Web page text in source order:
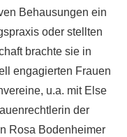
Behausungen ein
oder stellten
brachte sie in
engagierten Frauen
u.a. mit Else
der
Rosa Bodenheimer